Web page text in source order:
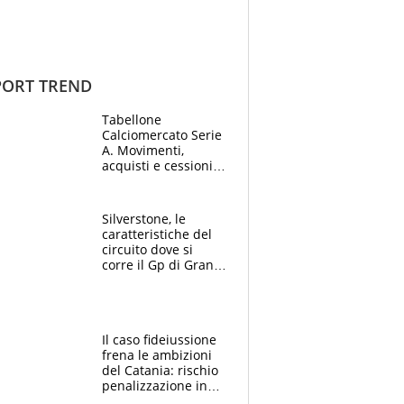
TREND
Tabellone
Calciomercato Serie
A. Movimenti,
acquisti e cessioni:
Silverstone, le
caratteristiche del
circuito dove si
corre il Gp di Gran
Il caso fideiussione
frena le ambizioni
del Catania: rischio
penalizzazione in